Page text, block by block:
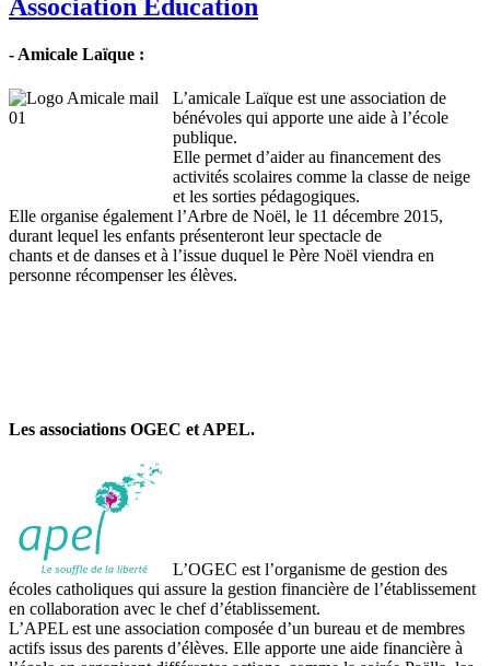
Association Education
- Amicale Laïque :
L’amicale Laïque est une association de
bénévoles qui apporte une aide à l’école
publique.
Elle permet d’aider au financement des
activités scolaires comme la classe de neige
et les sorties pédagogiques.
Elle organise également l’Arbre de Noël, le 11 décembre 2015,
durant lequel les enfants présenteront leur spectacle de
chants et de danses et à l’issue duquel le Père Noël viendra en
personne récompenser les élèves.
Les associations OGEC et APEL.
L’OGEC est l’organisme de gestion des
écoles catholiques qui assure la gestion financière de l’établissement
en collaboration avec le chef d’établissement.
L’APEL est une association composée d’un bureau et de membres
actifs issus des parents d’élèves. Elle apporte une aide financière à